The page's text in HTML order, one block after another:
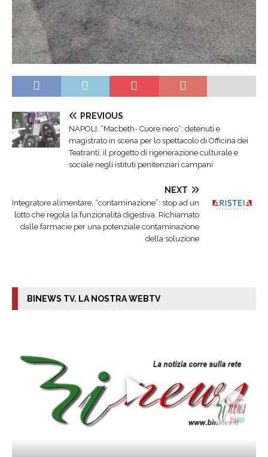
PREVIOUS
NAPOLI. “Macbeth- Cuore nero”: detenuti e
magistrato in scena per lo spettacolo di Officina dei
Teatranti, il progetto di rigenerazione culturale e
sociale negli istituti penitenziari campani
NEXT
Integratore alimentare, “contaminazione”: stop ad un
lotto che regola la funzionalità digestiva. Richiamato
dalle farmacie per una potenziale contaminazione
della soluzione
BINEWS TV. LA NOSTRA WEBTV